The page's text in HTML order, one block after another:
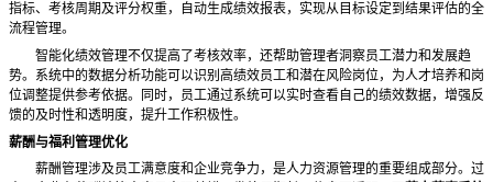
指标、考核周期及评分权重，自动生成绩效报表，实现从目标设定到结果评估的全
流程管理。
智能化绩效管理不仅提高了考核效率，还帮助管理者洞察员工潜力和发展趋
势。系统中的数据分析功能可以识别高绩效员工和潜在风险岗位，为人才培养和岗
位调整提供参考依据。同时，员工通过系统可以实时查看自己的绩效数据，增强反
馈的及时性和透明度，提升工作积极性。
薪酬与福利管理优化
薪酬管理涉及员工满意度和企业竞争力，是人力资源管理的重要组成部分。过